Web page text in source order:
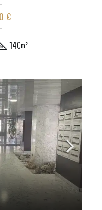
€
140m²